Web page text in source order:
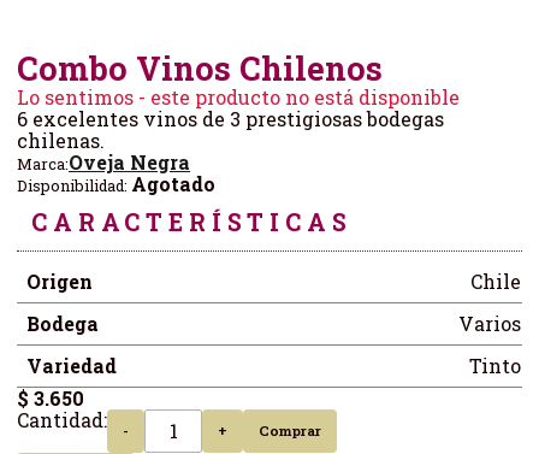
Combo Vinos Chilenos
Lo sentimos - este producto no está disponible
6 excelentes vinos de 3 prestigiosas bodegas
chilenas.
Marca:Oveja Negra
Disponibilidad: Agotado
CARACTERÍSTICAS
Origen
Chile
Bodega
Varios
Variedad
Tinto
$ 3.650
Cantidad:
- +
Comprar